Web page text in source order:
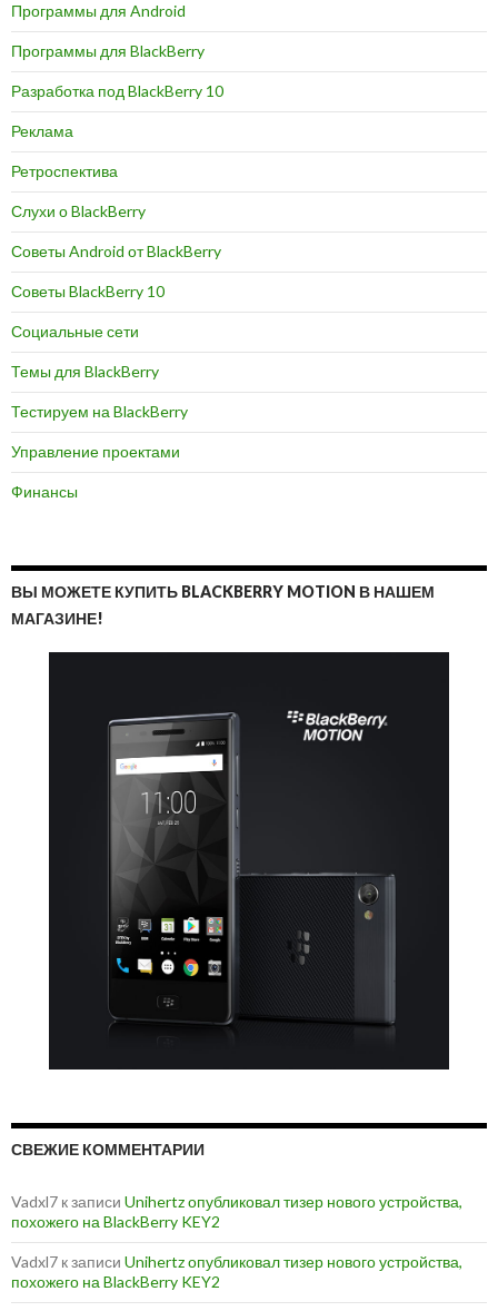
Программы для Android
Программы для BlackBerry
Разработка под BlackBerry 10
Реклама
Ретроспектива
Слухи о BlackBerry
Советы Android от BlackBerry
Советы BlackBerry 10
Социальные сети
Темы для BlackBerry
Тестируем на BlackBerry
Управление проектами
Финансы
ВЫ МОЖЕТЕ КУПИТЬ BLACKBERRY MOTION В НАШЕМ
МАГАЗИНЕ!
СВЕЖИЕ КОММЕНТАРИИ
Vadxl7 к записи Unihertz опубликовал тизер нового устройства,
похожего на BlackBerry KEY2
Vadxl7 к записи Unihertz опубликовал тизер нового устройства,
похожего на BlackBerry KEY2